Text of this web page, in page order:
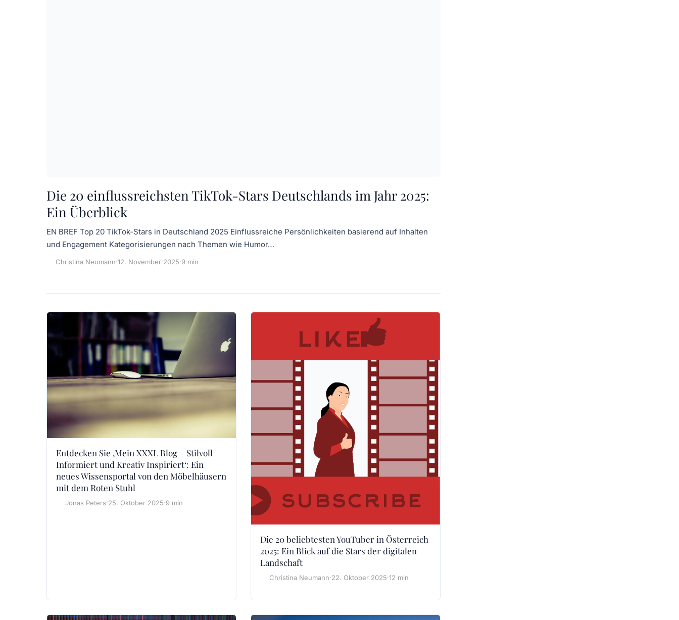
Die 20 einflussreichsten TikTok-Stars Deutschlands im Jahr 2025:
Ein Überblick
EN BREF Top 20 TikTok-Stars in Deutschland 2025 Einflussreiche Persönlichkeiten basierend auf Inhalten
und Engagement Kategorisierungen nach Themen wie Humor…
Christina Neumann·12. November 2025·9 min
Entdecken Sie ‚Mein XXXL Blog – Stilvoll
Informiert und Kreativ Inspiriert‘: Ein
neues Wissensportal von den Möbelhäusern
mit dem Roten Stuhl
Jonas Peters·25. Oktober 2025·9 min
Die 20 beliebtesten YouTuber in Österreich
2025: Ein Blick auf die Stars der digitalen
Landschaft
Christina Neumann·22. Oktober 2025·12 min